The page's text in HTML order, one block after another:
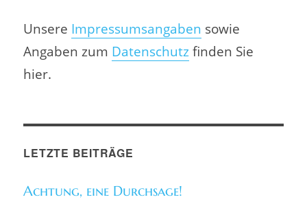
Unsere Impressumsangaben sowie
Angaben zum Datenschutzfinden Sie
hier.
LETZTE BEITRÄGE
Achtung, eine Durchsage!